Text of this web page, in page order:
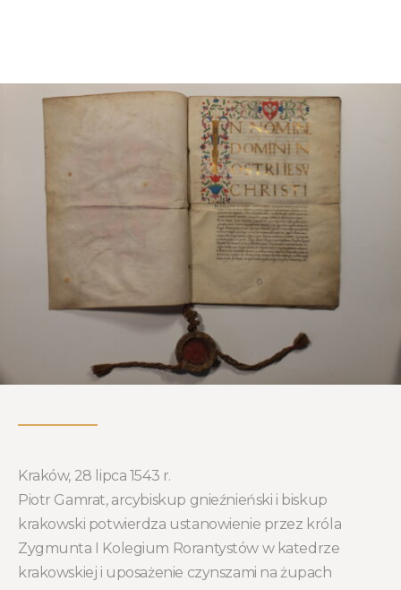
Kraków, 28 lipca 1543 r.
Piotr Gamrat, arcybiskup gnieźnieński i biskup
krakowski potwierdza ustanowienie przez króla
Zygmunta I Kolegium Rorantystów w katedrze
krakowskiej i uposażenie czynszami na żupach